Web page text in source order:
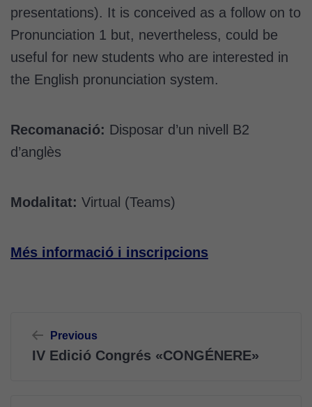
presentations). It is conceived as a follow on to
Pronunciation 1 but, nevertheless, could be
useful for new students who are interested in
the English pronunciation system.
Recomanació: Disposar d’un nivell B2
d’anglès
Modalitat: Virtual (Teams)
Més informació i inscripcions
d'entrades
Previous
IV Edició Congrés «CONGÉNERE»